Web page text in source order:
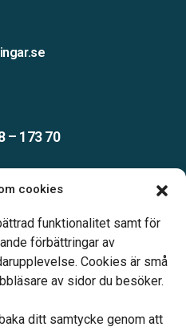
cookies
funktionalitet samt för
förbättringar av
Cookies är små
av sidor du besöker.
ditt samtycke genom att
– 173 70